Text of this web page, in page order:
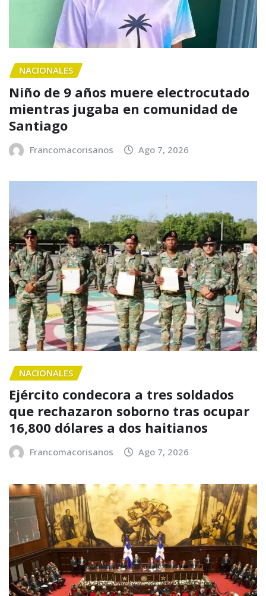
NACIONALES
Niño de 9 años muere electrocutado
mientras jugaba en comunidad de
Santiago
Francomacorisanos Ago 7, 2026
NACIONALES
Ejército condecora a tres soldados
que rechazaron soborno tras ocupar
16,800 dólares a dos haitianos
Francomacorisanos Ago 7, 2026